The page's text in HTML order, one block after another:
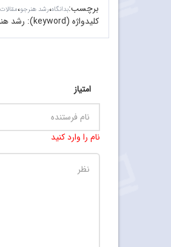
برچسب:بدانگاه،رشد هنرجو،
کلیدواژه (keyword): رشد
امتیاز
نام را وارد کنید